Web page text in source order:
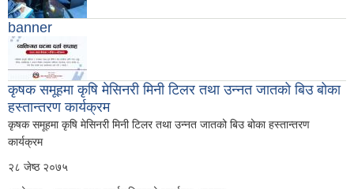
banner
कृषक समूहमा कृषि मेसिनरी मिनी टिलर तथा उन्नत जातको बिउ बोका
हस्तान्तरण कार्यक्रम
कृषक समूहमा कृषि मेसिनरी मिनी टिलर तथा उन्नत जातको बिउ बोका हस्तान्तरण
कार्यक्रम
२८ जेष्ठ २०७५